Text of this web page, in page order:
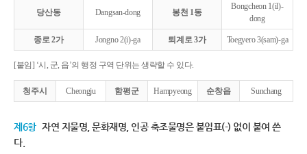
당산동 Dangsan-dong 봉천 1동
Bongcheon 1(il)-
dong
종로 2가 Jongno 2(i)-ga 퇴계로 3가 Toegyero 3(sam)-ga
[붙임] ‘시, 군, 읍’의 행정 구역 단위는 생략할 수 있다.
청주시 Cheongju 함평군 Hampyeong 순창읍 Sunchang
제6항 자연 지물명, 문화재명, 인공 축조물명은 붙임표(-) 없이 붙여 쓴
다.